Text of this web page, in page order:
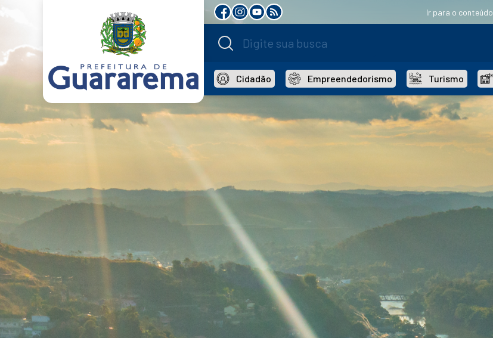
Ir para o conteúdo
Cidadão Empreendedorismo Turismo